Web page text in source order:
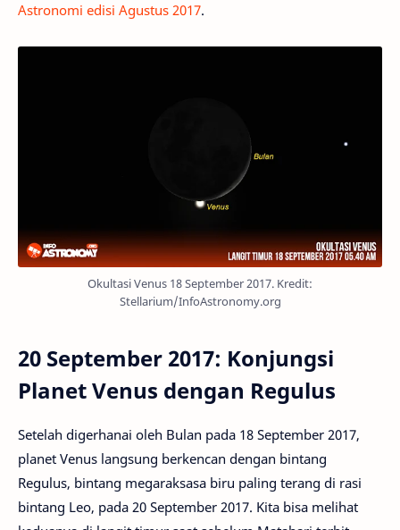
Astronomi edisi Agustus 2017.
Okultasi Venus 18 September 2017. Kredit:
Stellarium/InfoAstronomy.org
20 September 2017: Konjungsi
Planet Venus dengan Regulus
Setelah digerhanai oleh Bulan pada 18 September 2017,
planet Venus langsung berkencan dengan bintang
Regulus, bintang megaraksasa biru paling terang di rasi
bintang Leo, pada 20 September 2017. Kita bisa melihat